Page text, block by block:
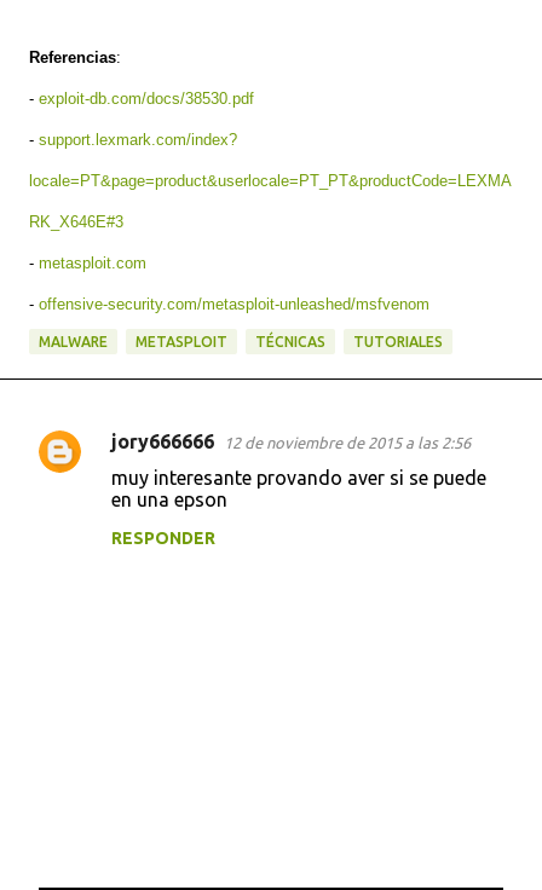
Referencias:
- exploit-db.com/docs/38530.pdf
- support.lexmark.com/index?
locale=PT&page=product&userlocale=PT_PT&productCode=LEXMA
RK_X646E#3
- metasploit.com
- offensive-security.com/metasploit-unleashed/msfvenom
MALWARE METASPLOIT TÉCNICAS TUTORIALES
C
jory666666 12 de noviembre de 2015 a las 2:56
muy interesante provando aver si se puede
en una epson
RESPONDER